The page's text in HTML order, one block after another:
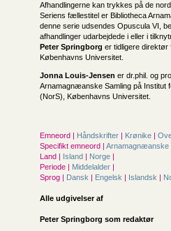
Afhandlingerne kan trykkes på de
Seriens fællestitel er Bibliotheca
denne serie udsendes Opuscula VI,
afhandlinger udarbejdede i eller i
Peter Springborg er tidligere
Københavns Universitet.
Jonna Louis-Jensen er dr.phil. og
Arnamagnæanske Samling på Institut
(NorS), Københavns Universitet.
Emneord | Håndskrifter | Krønike |
Specifikt emneord | Arnamagnæanske
Land | Island | Norge |
Periode | Middelalder |
Sprog | Dansk | Engelsk | Islandsk |
Alle udgivelser af
Peter Springborg som redaktør